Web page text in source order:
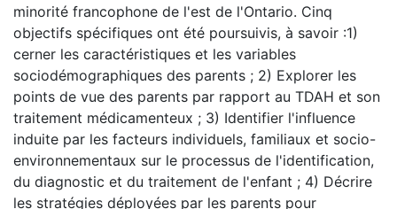
minorité francophone de l'est de l'Ontario. Cinq
objectifs spécifiques ont été poursuivis, à savoir :1)
cerner les caractéristiques et les variables
sociodémographiques des parents ; 2) Explorer les
points de vue des parents par rapport au TDAH et son
traitement médicamenteux ; 3) Identifier l'influence
induite par les facteurs individuels, familiaux et socio-
environnementaux sur le processus de l'identification,
du diagnostic et du traitement de l'enfant ; 4) Décrire
les stratégies déployées par les parents pour